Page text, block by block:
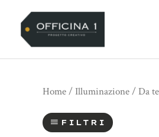
contenuto
Home/ Illuminazione/ Da
FILTRI